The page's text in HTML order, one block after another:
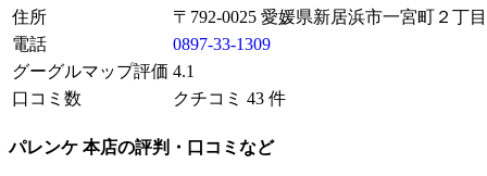
住所
〒792-0025 愛媛県新居浜市一宮町２丁
電話
0897-33-1309
グーグルマップ評価 4.1
口コミ数
クチコミ 43 件
パレンケ 本店の評判・口コミなど